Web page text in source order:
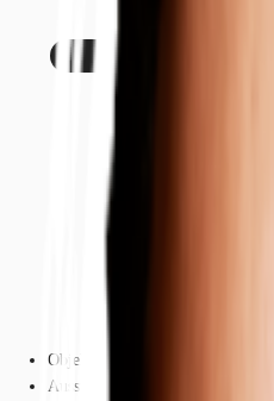
Objekt
Ausstattung